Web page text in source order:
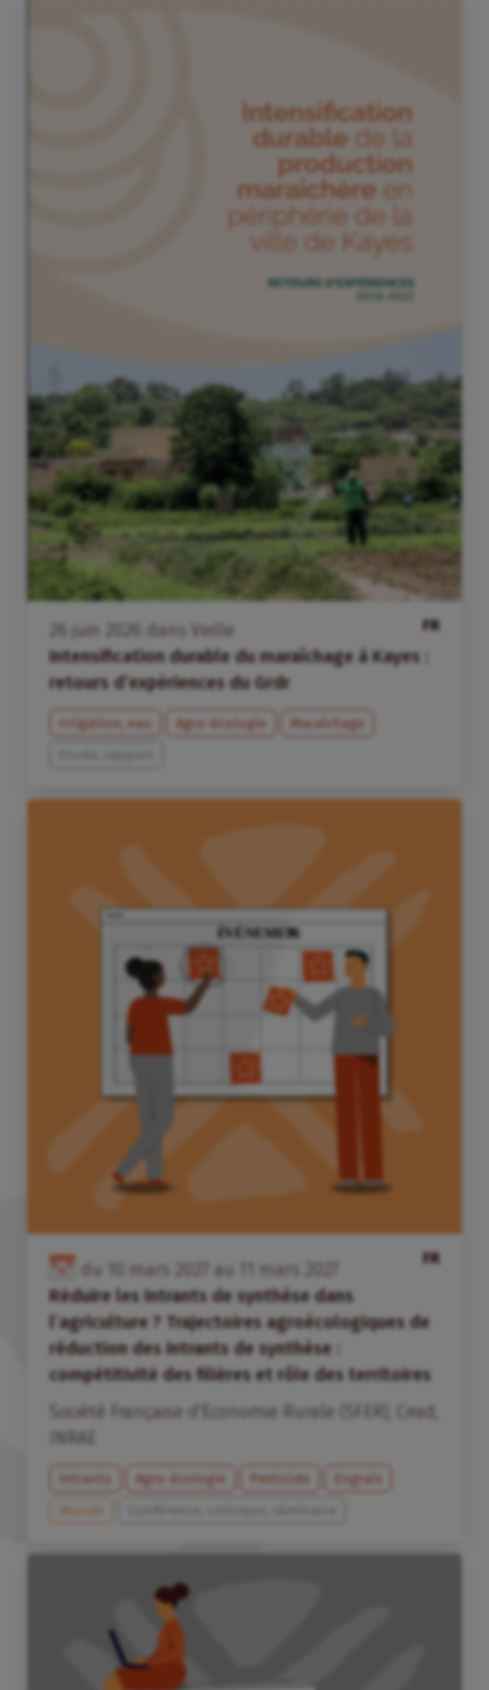
FR
juin dans
Veille
Intensification durable du maraîchage à Kayes :
retours d’expériences du Grdr
Irrigation, eau Agro-écologie
Maraîchage
FR
du mars au mars
Réduire les intrants de synthèse dans
l’agriculture ? Trajectoires agroécologiques de
réduction des intrants de synthèse :
compétitivité des filières et rôle des territoires
Société Française d'Economie Rurale (SFER)
Cirad
INRAE
Intrants Agro-écologie Pesticide
Engrais
Monde